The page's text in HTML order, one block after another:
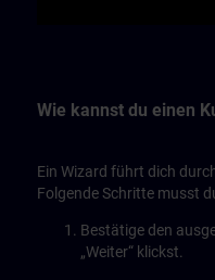
Wie kannst du einen
Ein Wizard führt dich
Folgende Schritte musst
Bestätige den
„Weiter“ klickst.